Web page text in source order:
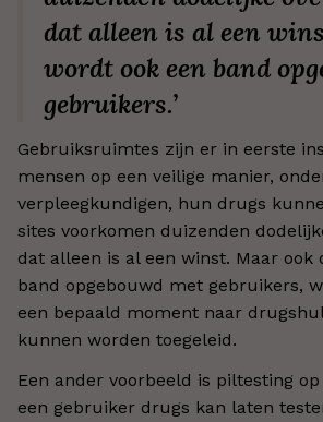
dat alleen is al een
wordt ook een band
gebruikers.’
Gebruiksruimtes zijn er in eerste
mensen op een veilige manier,
verpleegkundigen, hun drugs
sites voorkomen duizenden
dat alleen is al een winst. Maar ook
band opgebouwd met gebruikers,
een bepaald moment naar
kunnen worden toegeleid.
Een ander voorbeeld is piltesting
een gebruiker drugs kan laten